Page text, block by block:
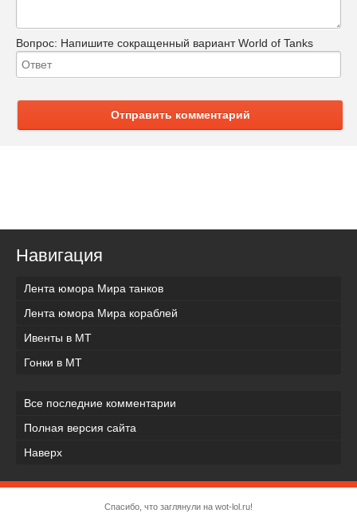
Вопрос: Напишите сокращенный вариант World of Tanks
Отправить комментарий
Навигация
Лента юмора Мира танков
Лента юмора Мира кораблей
Ивенты в МТ
Гонки в МТ
Все последние комментарии
Полная версия сайта
Наверх
Спасибо, что заглянули на wot-lol.ru!